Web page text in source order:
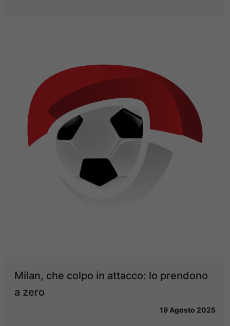
Milan, che colpo in attacco: lo prendono
a zero
19 Agosto 2025